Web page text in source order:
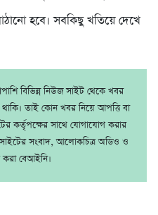
হবে। সবকিছু খতিয়ে দেখে
বিভিন্ন নিউজ সাইট থেকে খবর
থাকি। তাই কোন খবর নিয়ে আপত্তি বা
কর্তৃপক্ষের সাথে যোগাযোগ করার
সংবাদ, আলোকচিত্র অডিও ও
করা বেআইনি।